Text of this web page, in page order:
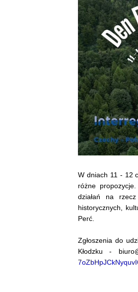
W dniach 11 - 12
różne
działań na
historycznych,
Perć.
Zgłoszenia do
Kłodzku -